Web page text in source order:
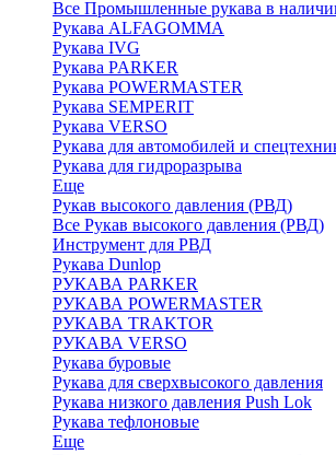
Все Промышленные рукава в
Рукава ALFAGOMMA
Рукава IVG
Рукава PARKER
Рукава POWERMASTER
Рукава SEMPERIT
Рукава VERSO
Рукава для автомобилей и
Рукава для гидроразрыва
Еще
Рукав высокого давления (РВД)
Все Рукав высокого давления (РВД)
Инструмент для РВД
Рукава Dunlop
РУКАВА PARKER
РУКАВА POWERMASTER
РУКАВА TRAKTOR
РУКАВА VERSO
Рукава буровые
Рукава для сверхвысокого давления
Рукава низкого давления Push Lok
Рукава тефлоновые
Еще